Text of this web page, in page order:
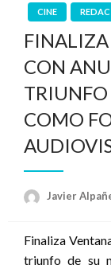
CINE
CON
TRIUNFO
COMO
Javier
Finaliza
triunfo de su